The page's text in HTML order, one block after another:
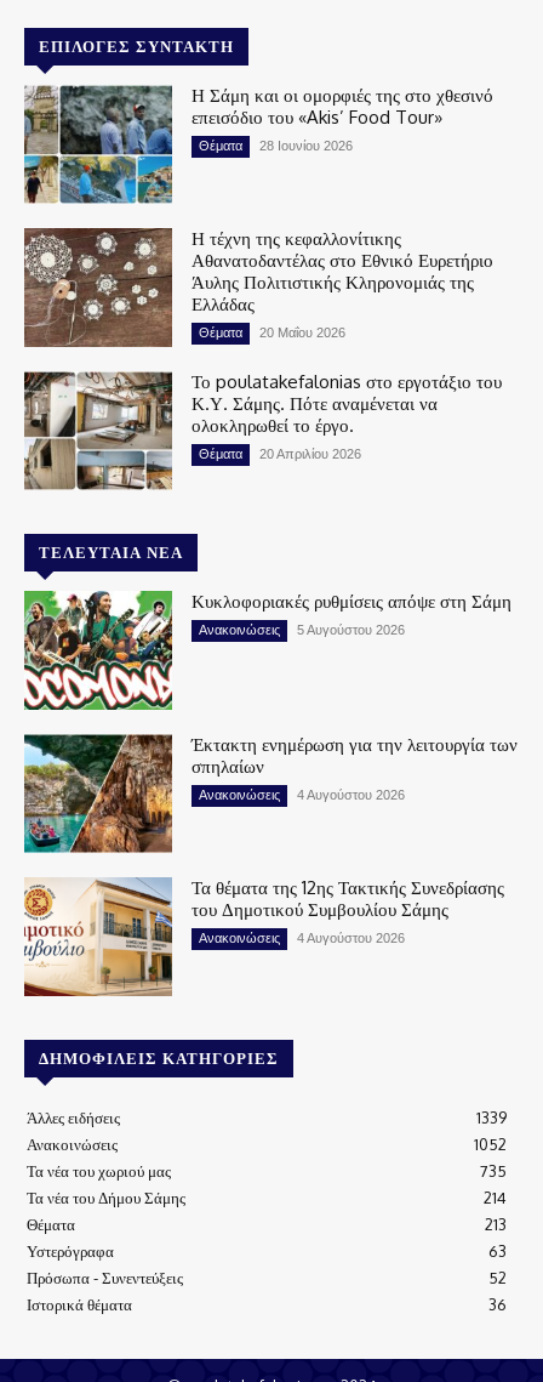
ΕΠΙΛΟΓΈΣ ΣΥΝΤΆΚΤΗ
Η Σάμη και οι ομορφιές της στο χθεσινό
επεισόδιο του «Akis’ Food Tour»
Θέματα 28 Ιουνίου 2026
Η τέχνη της κεφαλλονίτικης
Αθανατοδαντέλας στο Εθνικό Ευρετήριο
Άυλης Πολιτιστικής Κληρονομιάς της
Ελλάδας
Θέματα 20 Μαΐου 2026
Το poulatakefalonias στο εργοτάξιο του
Κ.Υ. Σάμης. Πότε αναμένεται να
ολοκληρωθεί το έργο.
Θέματα 20 Απριλίου 2026
ΤΕΛΕΥΤΑΊΑ ΝΈΑ
Κυκλοφοριακές ρυθμίσεις απόψε στη Σάμη
Ανακοινώσεις 5 Αυγούστου 2026
Έκτακτη ενημέρωση για την λειτουργία των
σπηλαίων
Ανακοινώσεις 4 Αυγούστου 2026
Τα θέματα της 12ης Τακτικής Συνεδρίασης
του Δημοτικού Συμβουλίου Σάμης
Ανακοινώσεις 4 Αυγούστου 2026
ΔΗΜΟΦΙΛΕΊΣ ΚΑΤΗΓΟΡΊΕΣ
Άλλες ειδήσεις
1339
Ανακοινώσεις
1052
Τα νέα του χωριού μας
735
Τα νέα του Δήμου Σάμης
214
Θέματα
213
Υστερόγραφα
63
Πρόσωπα - Συνεντεύξεις
52
Ιστορικά θέματα
36